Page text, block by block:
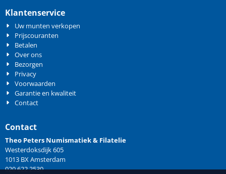
Klantenservice
Uw munten verkopen
Prijscouranten
Betalen
Over ons
Bezorgen
Privacy
Voorwaarden
Garantie en kwaliteit
Contact
Contact
Theo Peters Numismatiek & Filatelie
Westerdoksdijk 605
1013 BX Amsterdam
020 622 2530